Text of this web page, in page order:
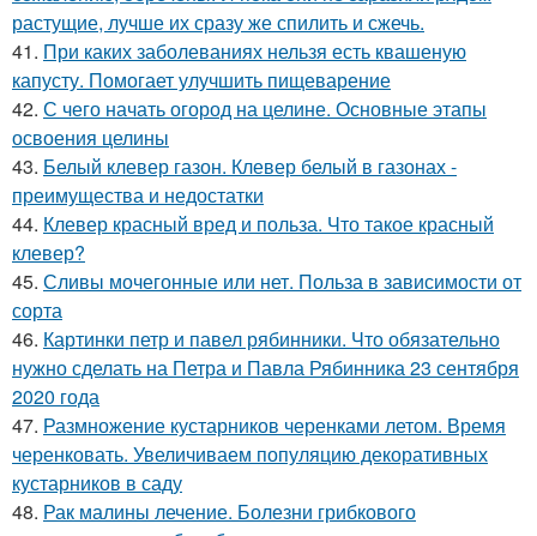
растущие, лучше их сразу же спилить и сжечь.
41. При каких заболеваниях нельзя есть квашеную
капусту. Помогает улучшить пищеварение
42. С чего начать огород на целине. Основные этапы
освоения целины
43. Белый клевер газон. Клевер белый в газонах -
преимущества и недостатки
44. Клевер красный вред и польза. Что такое красный
клевер?
45. Сливы мочегонные или нет. Польза в зависимости от
сорта
46. Картинки петр и павел рябинники. Что обязательно
нужно сделать на Петра и Павла Рябинника 23 сентября
2020 года
47. Размножение кустарников черенками летом. Время
черенковать. Увеличиваем популяцию декоративных
кустарников в саду
48. Рак малины лечение. Болезни грибкового